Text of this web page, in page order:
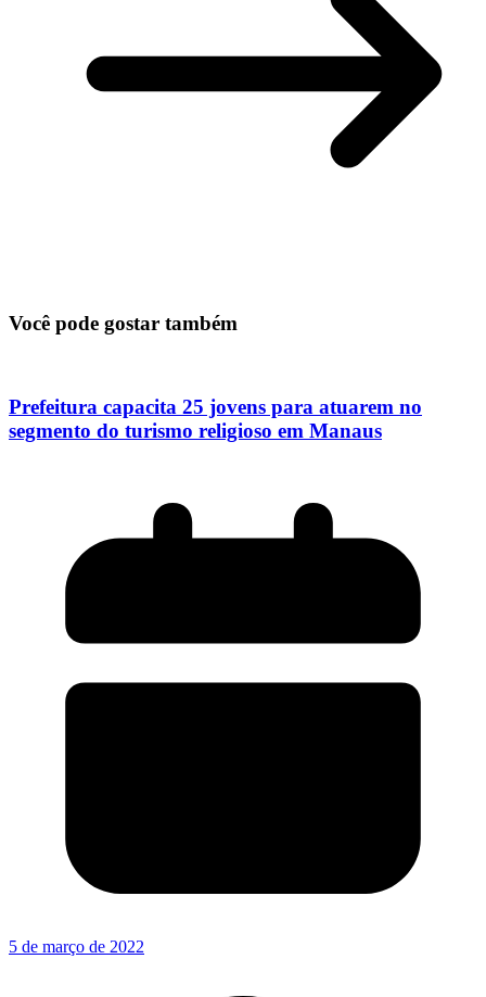
Você pode gostar também
Prefeitura capacita 25 jovens para atuarem no
segmento do turismo religioso em Manaus
5 de março de 2022